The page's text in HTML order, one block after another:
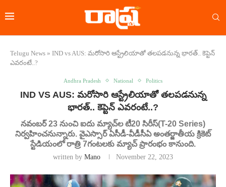
Telugu News » IND vs AUS: మరోసారి ఆస్ట్రేలియాతో తలపడనున్న భారత్.. కెప్టెన్
ఎవరంటే..?
Andhra Pradesh National Politics
IND VS AUS: మరోసారి ఆస్ట్రేలియాతో తలపడనున్న
భారత్.. కెప్టెన్ ఎవరంటే..?
నవంబర్ 23 నుంచి ఐదు మ్యాచ్‌ల టీ20 సిరీస్(T-20 Series)
నిర్వహించనున్నారు. వైఎస్సార్ ఏసీడీ-వీడీసీఏ అంతర్జాతీయ క్రికెట్
స్టేడియంలో రాత్రి 7గంటలకు మ్యాచ్ ప్రారంభం కానుంది.
written by Mano November 22, 2023